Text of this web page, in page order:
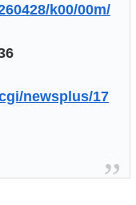
k00/00m/
newsplus/17